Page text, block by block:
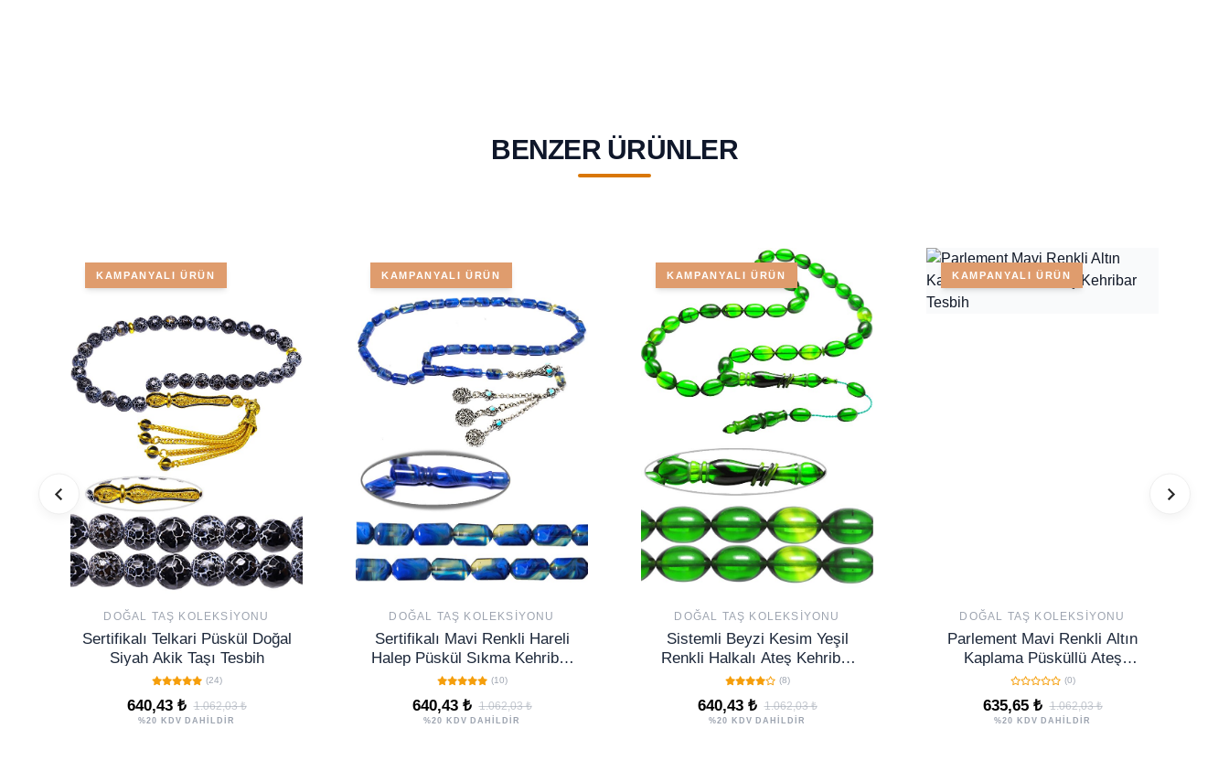
BENZER ÜRÜNLER
KAMPANYALI ÜRÜN
DOĞAL TAŞ KOLEKSIYONU
Sertifikalı Telkari Püskül Doğal
Siyah Akik Taşı Tesbih
(24)
640,43 ₺ 1.062,03 ₺
%20 KDV DAHİLDİR
KAMPANYALI ÜRÜN
DOĞAL TAŞ KOLEKSIYONU
Sertifikalı Mavi Renkli Hareli
Halep Püskül Sıkma Kehribar
Tesbih(10)
640,43 ₺ 1.062,03 ₺
%20 KDV DAHİLDİR
KAMPANYALI ÜRÜN
DOĞAL TAŞ KOLEKSIYONU
Sistemli Beyzi Kesim Yeşil
Renkli Halkalı Ateş Kehribar
Tesbih (8)
640,43 ₺ 1.062,03 ₺
%20 KDV DAHİLDİR
KAMPANYALI ÜRÜN
DOĞAL TAŞ KOLEKSIYONU
Parlement Mavi Renkli Altın
Kaplama Püsküllü Ateş
Kehribar Tesbih
(0)
635,65 ₺ 1.062,03 ₺
%20 KDV DAHİLDİR